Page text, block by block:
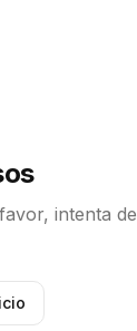
intenta de